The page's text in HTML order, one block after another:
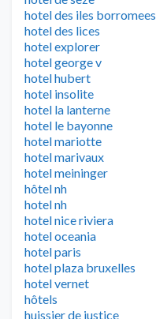
hotel des iles borromees
hotel des lices
hotel explorer
hotel george v
hotel hubert
hotel insolite
hotel la lanterne
hotel le bayonne
hotel mariotte
hotel marivaux
hotel meininger
hôtel nh
hotel nh
hotel nice riviera
hotel oceania
hotel paris
hotel plaza bruxelles
hotel vernet
hôtels
huissier de justice